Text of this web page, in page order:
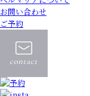
お問い合わせ
ご予約